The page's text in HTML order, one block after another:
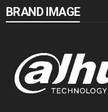
BRAND IMAGE